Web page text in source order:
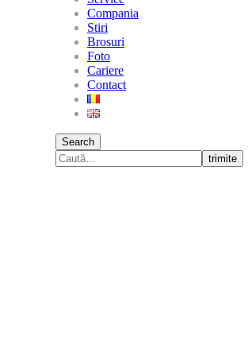
Compania
Stiri
Brosuri
Foto
Cariere
Contact
Search
trimite